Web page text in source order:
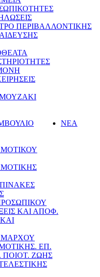
ΠΕΡΙΒΑΛΛΟΝΤΙΚΗΣ
ΝΕΑ
ΚΑΙ ΑΠΟΦ.
ΕΠ.
ΠΟΙOΤ. ΖΩΗΣ